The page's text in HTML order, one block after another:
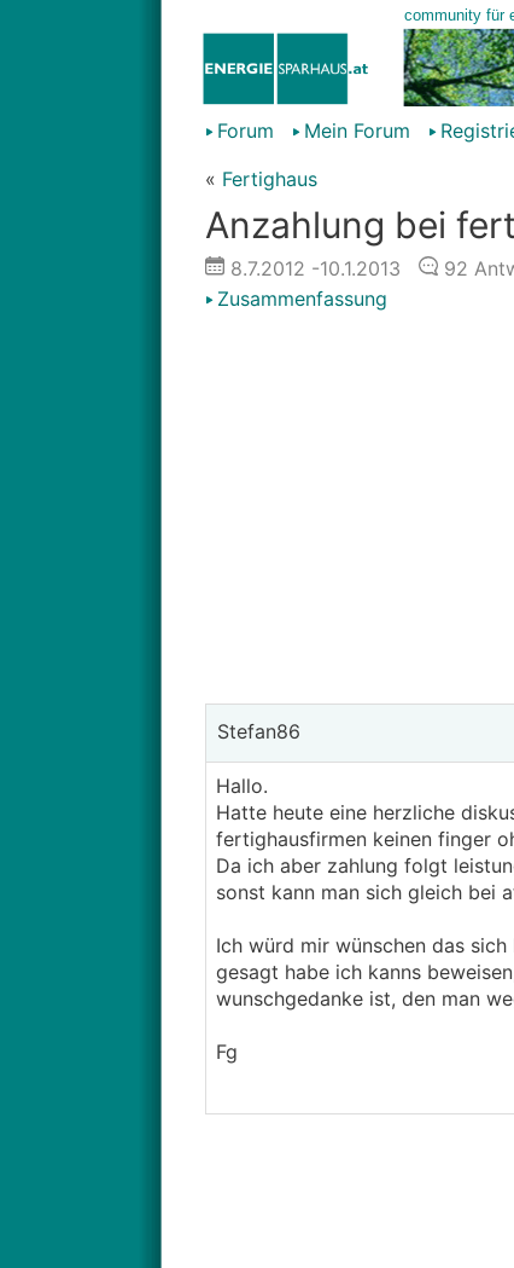
Forum Mein Forum
« Fertighaus
Anzahlung bei
8.7.2012 -10.1.2013 92
Zusammenfassung
Stefan86
Hallo.
Hatte heute eine herzliche
fertighausfirmen keinen finger
Da ich aber zahlung folgt
sonst kann man sich gleich bei
Ich würd mir wünschen das
gesagt habe ich kanns
wunschgedanke ist, den man
Fg